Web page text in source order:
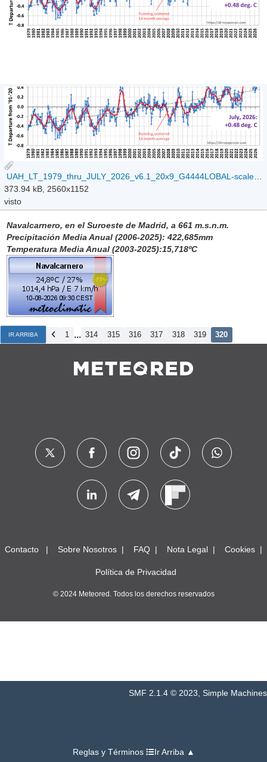
373.94 kB, 2560x1152
visto
Navalcarnero, en el Suroeste de Madrid, a 661 m.s.n.m.
Precipitación Media Anual (2006-2025): 422,685mm
Temperatura Media Anual (2003-2025):15,718ºC
IR ARRIBA 1 ... 314 315 316 317 318 319 320
Contacto Sobre Nosotros FAQ Nota Legal Cookies
Política de Privacidad
© 2024 Meteored. Todos los derechos reservados
SMF 2.1.4 © 2023 Simple Machines
Reglas y Términos Ir Arriba ▲